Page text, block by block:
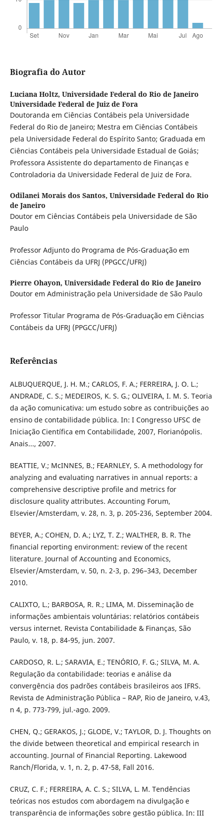
Biografia do Autor
Luciana Holtz, Universidade Federal do Rio de Janeiro
Universidade Federal de Juiz de Fora
Doutoranda em Ciências Contábeis pela Universidade
Federal do Rio de Janeiro; Mestra em Ciências Contábeis
pela Universidade Federal do Espírito Santo; Graduada em
Ciências Contábeis pela Universidade Estadual de Goiás;
Professora Assistente do departamento de Finanças e
Controladoria da Universidade Federal de Juiz de Fora.
Odilanei Morais dos Santos, Universidade Federal do Rio
de Janeiro
Doutor em Ciências Contábeis pela Universidade de São
Paulo
Professor Adjunto do Programa de Pós-Graduação em
Ciências Contábeis da UFRJ (PPGCC/UFRJ)
Pierre Ohayon, Universidade Federal do Rio de Janeiro
Doutor em Administração pela Universidade de São Paulo
Professor Titular Programa de Pós-Graduação em Ciências
Contábeis da UFRJ (PPGCC/UFRJ)
Referências
ALBUQUERQUE, J. H. M.; CARLOS, F. A.; FERREIRA, J. O. L.;
ANDRADE, C. S.; MEDEIROS, K. S. G.; OLIVEIRA, I. M. S. Teoria
da ação comunicativa: um estudo sobre as contribuições ao
ensino de contabilidade pública. In: I Congresso UFSC de
Iniciação Científica em Contabilidade, 2007, Florianópolis.
Anais..., 2007.
BEATTIE, V.; McINNES, B.; FEARNLEY, S. A methodology for
analyzing and evaluating narratives in annual reports: a
comprehensive descriptive profile and metrics for
disclosure quality attributes. Accounting Forum,
Elsevier/Amsterdam, v. 28, n. 3, p. 205-236, September 2004.
BEYER, A.; COHEN, D. A.; LYZ, T. Z.; WALTHER, B. R. The
financial reporting environment: review of the recent
literature. Journal of Accounting and Economics,
Elsevier/Amsterdam, v. 50, n. 2-3, p. 296–343, December
2010.
CALIXTO, L.; BARBOSA, R. R.; LIMA, M. Disseminação de
informações ambientais voluntárias: relatórios contábeis
versus internet. Revista Contabilidade & Finanças, São
Paulo, v. 18, p. 84-95, jun. 2007.
CARDOSO, R. L.; SARAVIA, E.; TENÓRIO, F. G.; SILVA, M. A.
Regulação da contabilidade: teorias e análise da
convergência dos padrões contábeis brasileiros aos IFRS.
Revista de Administração Pública – RAP, Rio de Janeiro, v.43,
n 4, p. 773-799, jul.-ago. 2009.
CHEN, Q.; GERAKOS, J.; GLODE, V.; TAYLOR, D. J. Thoughts on
the divide between theoretical and empirical research in
accounting. Journal of Financial Reporting. Lakewood
Ranch/Florida, v. 1, n. 2, p. 47-58, Fall 2016.
CRUZ, C. F.; FERREIRA, A. C. S.; SILVA, L. M. Tendências
teóricas nos estudos com abordagem na divulgação e
transparência de informações sobre gestão pública. In: III